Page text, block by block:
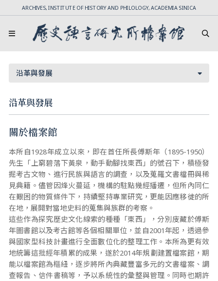
ARCHIVES, INSTITUTE OF HISTORY AND PHILOLOGY, ACADEMIA SINICA
沿革與發展
沿革與發展
關於檔案館
本所自1928年成立以來，即在首任所長傅斯年（1895-1950）
先生「上窮碧落下黃泉，動手動腳找東西」的號召下，積極發
掘考古文物、進行民族與語言的調查，以及蒐羅文書檔冊與稀
見典籍。儘管因烽火蔓延，機構的駐點幾經播遷，但所內同仁
在艱困的物質條件下，持續堅持專業研究，更能因應移徙的所
在地，展開對當地史料的蒐集與族群的考察。
這些作為探究歷史文化線索的種種「東西」，分別庋藏於傅斯
年圖書館以及考古館等各個相關單位，並自2001年起，透過參
與國家型科技計畫進行全面數位化的整理工作。本所為更有效
地統籌這批經年積累的成果，遂於2014年規劃建置檔案館，期
能以檔案館為樞紐，逐步將所內典藏豐富多元的文書檔案、調
查報告、信件書稿等，予以系統性的彙整與管理。同時也期許